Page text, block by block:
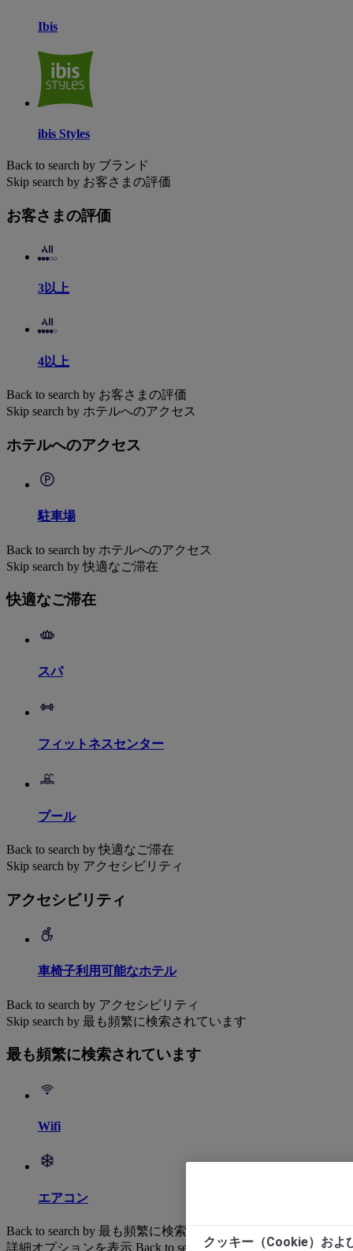
Ibis
ibis Styles
Back to search by ブランド
Skip search by お客さまの評価
お客さまの評価
3以上
4以上
Back to search by お客さまの評価
Skip search by ホテルへのアクセス
ホテルへのアクセス
駐車場
Back to search by ホテルへのアクセス
Skip search by 快適なご滞在
快適なご滞在
スパ
フィットネスセンター
プール
Back to search by 快適なご滞在
Skip search by アクセシビリティ
アクセシビリティ
車椅子利用可能なホテル
Back to search by アクセシビリティ
Skip search by 最も頻繁に検索されています
最も頻繁に検索されています
Wifi
エアコン
Back to search by 最も頻繁に検索されています
詳細オプションを表示 Back to search by categories
クッキー（Cookie）およ